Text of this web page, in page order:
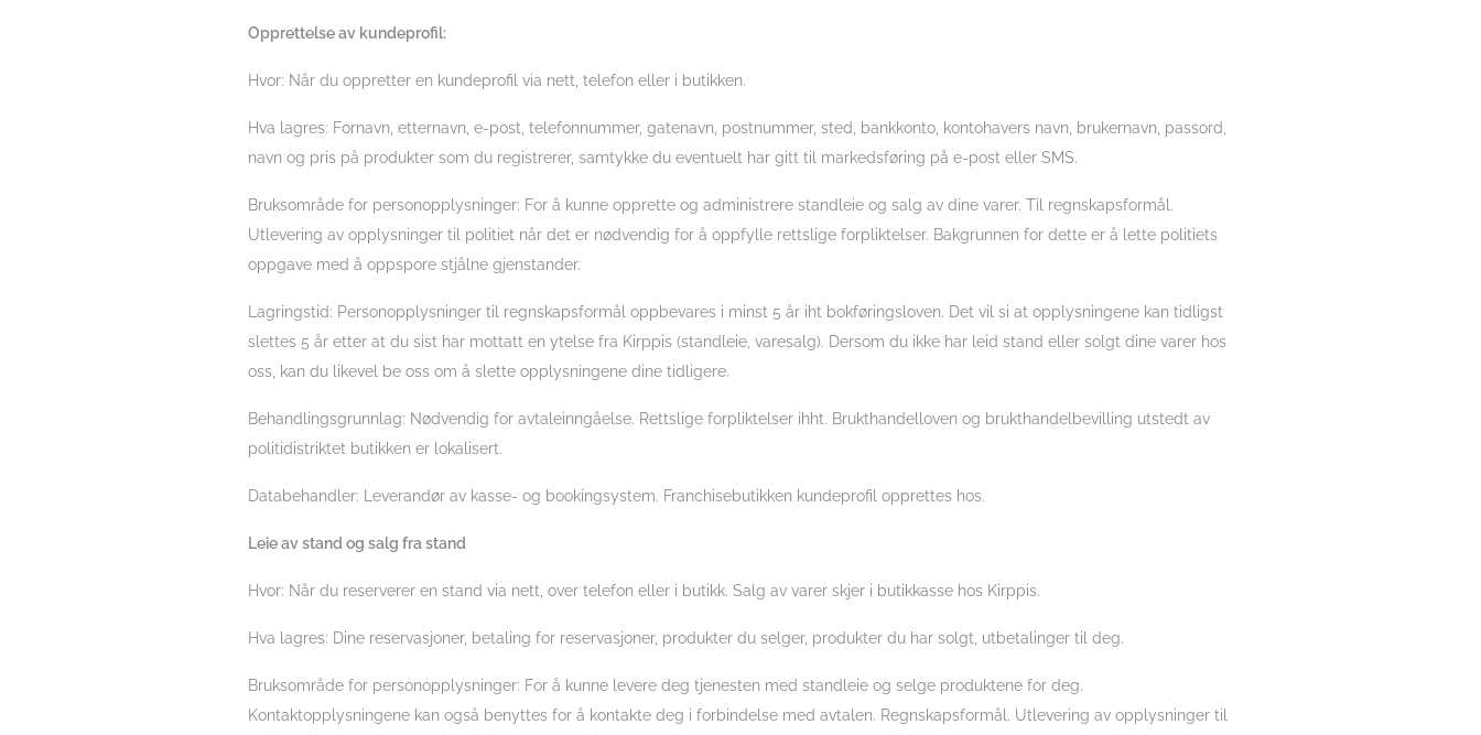
Opprettelse av kundeprofil:
Hvor: Når du oppretter en kundeprofil via nett, telefon eller i butikken.
Hva lagres: Fornavn, etternavn, e-post, telefonnummer, gatenavn, postnummer, sted, bankkonto, kontohavers navn, brukernavn, passord,
navn og pris på produkter som du registrerer, samtykke du eventuelt har gitt til markedsføring på e-post eller SMS.
Bruksområde for personopplysninger: For å kunne opprette og administrere standleie og salg av dine varer. Til regnskapsformål.
Utlevering av opplysninger til politiet når det er nødvendig for å oppfylle rettslige forpliktelser. Bakgrunnen for dette er å lette politiets
oppgave med å oppspore stjålne gjenstander.
Lagringstid: Personopplysninger til regnskapsformål oppbevares i minst 5 år iht bokføringsloven. Det vil si at opplysningene kan tidligst
slettes 5 år etter at du sist har mottatt en ytelse fra Kirppis (standleie, varesalg). Dersom du ikke har leid stand eller solgt dine varer hos
oss, kan du likevel be oss om å slette opplysningene dine tidligere.
Behandlingsgrunnlag: Nødvendig for avtaleinngåelse. Rettslige forpliktelser ihht. Brukthandelloven og brukthandelbevilling utstedt av
politidistriktet butikken er lokalisert.
Databehandler: Leverandør av kasse- og bookingsystem. Franchisebutikken kundeprofil opprettes hos.
Leie av stand og salg fra stand
Hvor: Når du reserverer en stand via nett, over telefon eller i butikk. Salg av varer skjer i butikkasse hos Kirppis.
Hva lagres: Dine reservasjoner, betaling for reservasjoner, produkter du selger, produkter du har solgt, utbetalinger til deg.
Bruksområde for personopplysninger: For å kunne levere deg tjenesten med standleie og selge produktene for deg.
Kontaktopplysningene kan også benyttes for å kontakte deg i forbindelse med avtalen. Regnskapsformål. Utlevering av opplysninger til